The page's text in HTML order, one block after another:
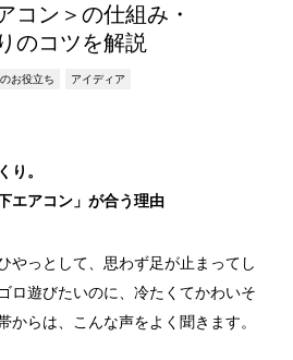
コン＞の仕組み・
のコツを解説
お役立ち アイディア
り。
エアコン」が合う理由
やっとして、思わず足が止まってし
ロ遊びたいのに、冷たくてかわいそ
らは、こんな声をよく聞きます。